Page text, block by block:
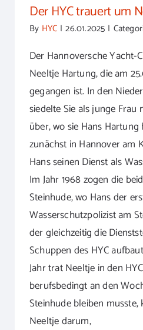
Der HYC trauert um
By HYC | 26.01.2025 |
Der Hannoversche Yacht-
Neeltje Hartung, die am
gegangen ist. In den
siedelte Sie als junge Frau
über, wo sie Hans
zunächst in Hannover am
Hans seinen Dienst als
Im Jahr 1968 zogen die
Steinhude, wo Hans der
Wasserschutzpolizist am
der gleichzeitig die
Schuppen des HYC
Jahr trat Neeltje in den
berufsbedingt an den
Steinhude bleiben
Neeltje darum,